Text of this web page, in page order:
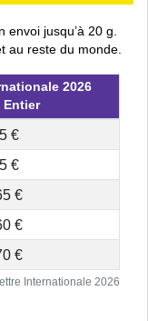
jusqu’à 20 g.
au reste du monde.
Internationale 2026
2026
Entier
€
€
€
€
€